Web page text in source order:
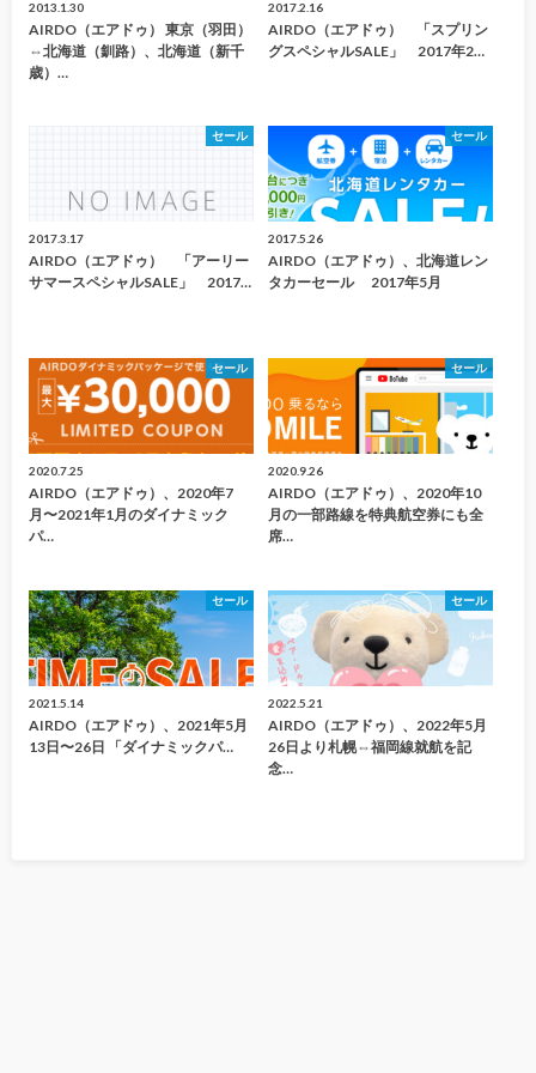
2013.1.30
AIRDO（エアドゥ） 東京（羽田）
⇔北海道（釧路）、北海道（新千
歳）…
2017.2.16
AIRDO（エアドゥ） 「スプリン
グスペシャルSALE」 2017年2…
セール
2017.3.17
AIRDO（エアドゥ） 「アーリー
サマースペシャルSALE」 2017…
セール
2017.5.26
AIRDO（エアドゥ）、北海道レン
タカーセール 2017年5月
セール
2020.7.25
AIRDO（エアドゥ）、2020年7
月〜2021年1月のダイナミック
パ…
セール
2020.9.26
AIRDO（エアドゥ）、2020年10
月の一部路線を特典航空券にも全
席…
セール
2021.5.14
AIRDO（エアドゥ）、2021年5月
13日〜26日 「ダイナミックパ…
セール
2022.5.21
AIRDO（エアドゥ）、2022年5月
26日より札幌⇔福岡線就航を記
念…